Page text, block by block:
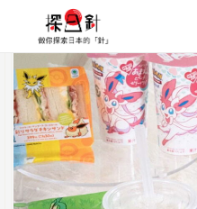
東北
四國
中部
人氣目的地